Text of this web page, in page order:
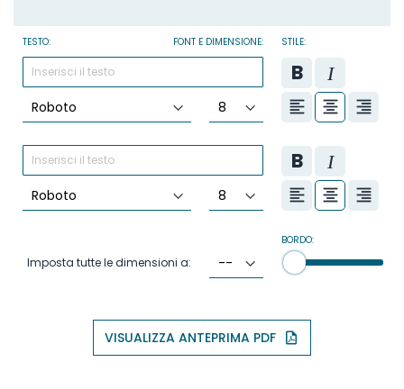
TESTO: FONT E DIMENSIONE: STILE:
Imposta tutte le dimensioni a:
BORDO:
VISUALIZZA ANTEPRIMA PDF